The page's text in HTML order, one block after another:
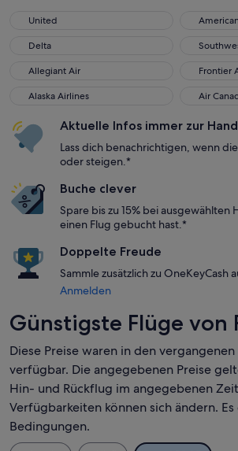
United
Delta
Allegiant Air
Frontier
Alaska Airlines
Air
Aktuelle Infos immer zur Hand
Lass dich benachrichtigen, wenn
oder steigen.*
Buche clever
Spare bis zu 15% bei ausgewählten
einen Flug gebucht hast.*
Doppelte Freude
Sammle zusätzlich zu OneKeyCash
Anmelden
Günstigste Flüge von
Diese Preise waren in den vergangenen
verfügbar. Die angegebenen Preise
Hin- und Rückflug im angegebenen
Verfügbarkeiten können sich ändern.
Bedingungen.